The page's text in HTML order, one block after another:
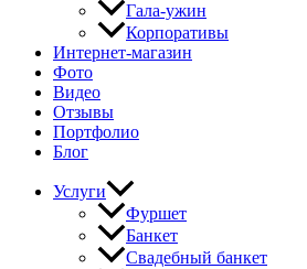
Гала-ужин
Корпоративы
Интернет-магазин
Фото
Видео
Отзывы
Портфолио
Блог
Услуги
Фуршет
Банкет
Свадебный банкет